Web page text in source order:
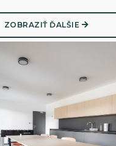
PREHLIADKY
199
ZOBRAZIŤ ĎALŠIE